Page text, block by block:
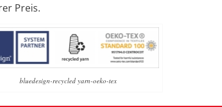
Preis.
bluedesign-recycled yarn-oeko-tex